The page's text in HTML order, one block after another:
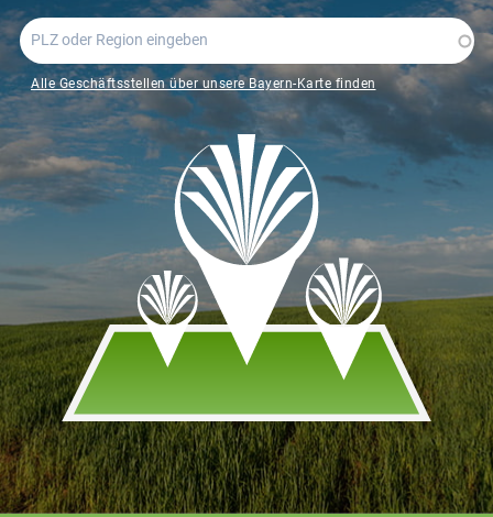
Alle Geschäftsstellen über unsere Bayern-Karte finden